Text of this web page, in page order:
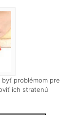
byť problémom pre
ich stratenú